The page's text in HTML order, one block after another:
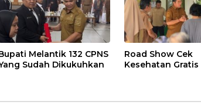
Melantik 132 CPNS
Sudah Dikukuhkan
Road Show Cek
Kesehatan Gratis